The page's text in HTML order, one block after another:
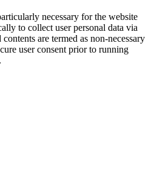
necessary for the website
to collect user personal data via
are termed as non-necessary
user consent prior to running